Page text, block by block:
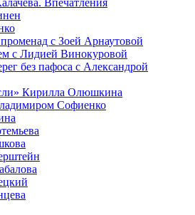
Впечатления
с Зоей Арнаутовой
с Лидией Винокуровой
без пафоса с Александрой
Кирилла Олюшкина
Софиенко